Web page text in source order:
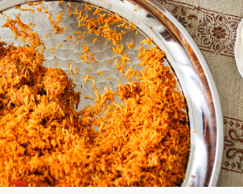
WAT GEBEURT ER ALS EEN
MOSLIM DE ISLAM
BELEDIGT?
BIOGRAFIE VAN
MUHAMMAD AURANGZEB